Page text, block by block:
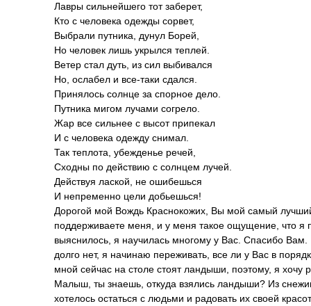
Лавры сильнейшего тот заберет,
Кто с человека одежды сорвет,
Выбрали путника, дунул Борей,
Но человек лишь укрылся теплей.
Ветер стал дуть, из сил выбивался
Но, ослабел и все-таки сдался.
Принялось солнце за спорное дело.
Путника мигом лучами согрело.
Жар все сильнее с высот припекал
И с человека одежду снимал.
Так теплота, убежденье речей,
Сходны по действию с солнцем лучей.
Действуя лаской, не ошибешься
И непременно цели добьешься!
Дорогой мой Вождь Краснокожих, Вы мой самый
поддерживаете меня, и у меня такое ощущение, что я
выяснилось, я научилась многому у Вас. Спасибо
долго нет, я начинаю переживать, все ли у Вас в
мной сейчас на столе стоят ландыши, поэтому, я хочу
Малыш, ты знаешь, откуда взялись ландыши? Из
хотелось остаться с людьми и радовать их своей